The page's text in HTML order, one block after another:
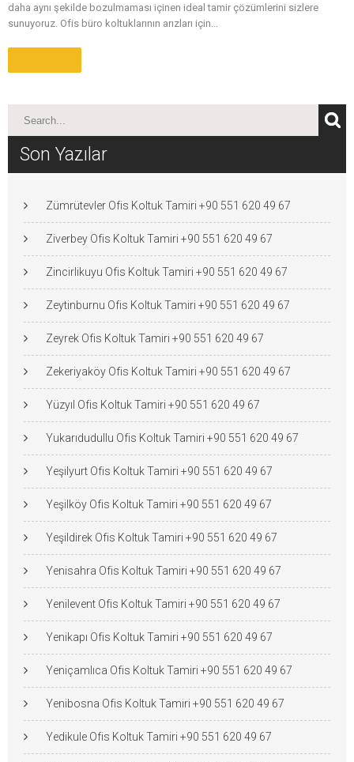
daha aynı şekilde bozulmaması içinen ideal tamir çözümlerini sizlere
sunuyoruz. Ofis büro koltuklarının arızları için...
Son Yazılar
Zümrütevler Ofis Koltuk Tamiri +90 551 620 49 67
Ziverbey Ofis Koltuk Tamiri +90 551 620 49 67
Zincirlikuyu Ofis Koltuk Tamiri +90 551 620 49 67
Zeytinburnu Ofis Koltuk Tamiri +90 551 620 49 67
Zeyrek Ofis Koltuk Tamiri +90 551 620 49 67
Zekeriyaköy Ofis Koltuk Tamiri +90 551 620 49 67
Yüzyıl Ofis Koltuk Tamiri +90 551 620 49 67
Yukarıdudullu Ofis Koltuk Tamiri +90 551 620 49 67
Yeşilyurt Ofis Koltuk Tamiri +90 551 620 49 67
Yeşilköy Ofis Koltuk Tamiri +90 551 620 49 67
Yeşildirek Ofis Koltuk Tamiri +90 551 620 49 67
Yenisahra Ofis Koltuk Tamiri +90 551 620 49 67
Yenilevent Ofis Koltuk Tamiri +90 551 620 49 67
Yenikapı Ofis Koltuk Tamiri +90 551 620 49 67
Yeniçamlıca Ofis Koltuk Tamiri +90 551 620 49 67
Yenibosna Ofis Koltuk Tamiri +90 551 620 49 67
Yedikule Ofis Koltuk Tamiri +90 551 620 49 67